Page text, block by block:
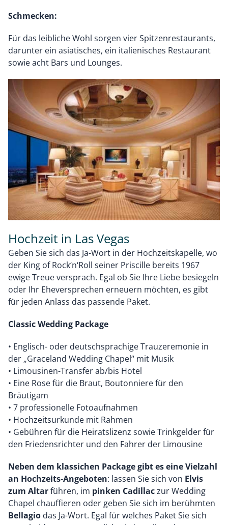
Schmecken:
Für das leibliche Wohl sorgen vier Spitzenrestaurants,
darunter ein asiatisches, ein italienisches Restaurant
sowie acht Bars und Lounges.
Hochzeit in Las Vegas
Geben Sie sich das Ja-Wort in der Hochzeitskapelle, wo
der King of Rock‘n‘Roll seiner Priscille bereits 1967
ewige Treue versprach. Egal ob Sie Ihre Liebe besiegeln
oder Ihr Eheversprechen erneuern möchten, es gibt
für jeden Anlass das passende Paket.
Classic Wedding Package
• Englisch- oder deutschsprachige Trauzeremonie in
der „Graceland Wedding Chapel“ mit Musik
• Limousinen-Transfer ab/bis Hotel
• Eine Rose für die Braut, Boutonniere für den
Bräutigam
• 7 professionelle Fotoaufnahmen
• Hochzeitsurkunde mit Rahmen
• Gebühren für die Heiratslizenz sowie Trinkgelder für
den Friedensrichter und den Fahrer der Limousine
Neben dem klassichen Package gibt es eine Vielzahl
an Hochzeits-Angeboten: lassen Sie sich von Elvis
zum Altarführen, im pinken Cadillaczur Wedding
Chapel chauffieren oder geben Sie sich im berühmten
Bellagio das Ja-Wort. Egal für welches Paket Sie sich